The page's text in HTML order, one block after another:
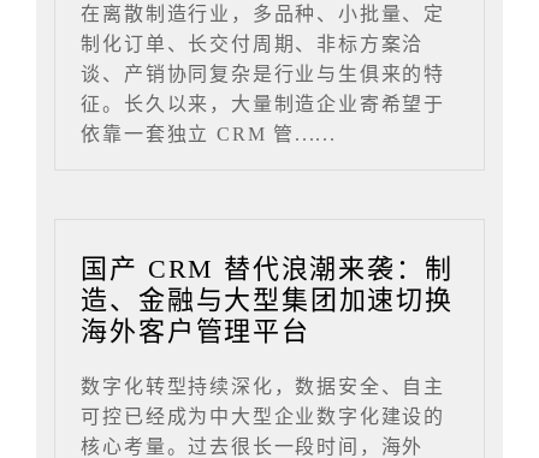
在离散制造行业，多品种、小批量、定
制化订单、长交付周期、非标方案洽
谈、产销协同复杂是行业与生俱来的特
征。长久以来，大量制造企业寄希望于
依靠一套独立 CRM 管......
国产 CRM 替代浪潮来袭：制
造、金融与大型集团加速切换
海外客户管理平台
数字化转型持续深化，数据安全、自主
可控已经成为中大型企业数字化建设的
核心考量。过去很长一段时间，海外